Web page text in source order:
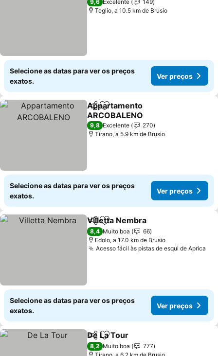
9,6 Excelente
149
Teglio, a 10.5 km de Brusio
Selecione as datas para ver os preços
exatos.
Ver preços
PartilharAdicionar aos favoritos
Appartamento
ARCOBALENO
Ver preços
9,8 Excelente
270
Tirano, a 5.9 km de Brusio
Selecione as datas para ver os preços
exatos.
Ver preços
PartilharAdicionar aos favoritos
Villetta Nembra
8,4 Muito boa
66
Edolo, a 17.0 km de Brusio
Acesso fácil às pistas de esqui de Aprica
Selecione as datas para ver os preços
exatos.
Ver preços
PartilharAdicionar aos favoritos
De La Tour
8,2 Muito boa
777